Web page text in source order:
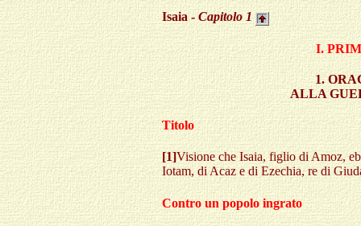
Isaia - Capitolo 1
I.
1.
ALLA
Titolo
[1]Visione che Isaia, figlio di Amoz,
Iotam, di Acaz e di Ezechia, re di
Contro un popolo ingrato